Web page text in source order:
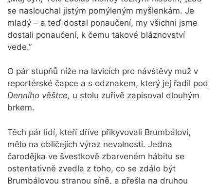
se naslouchal jistým pomýleným myšlenkám. Je
mladý – a teď dostal ponaučení, my všichni jsme
dostali ponaučení, k čemu takové bláznovství
vede.”
O pár stupňů níže na lavicích pro návštěvy muž v
reportérské čapce a s odznakem, který jej řadil pod
Denního věštce, u stolu zuřivě zapisoval dlouhým
brkem.
Těch pár lidí, kteří dříve přikyvovali Brumbálovi,
mělo na obličejích výraz nevolnosti. Jedna
čarodějka ve švestkově zbarveném hábitu se
ostentativně zvedla z toho, co se zdálo být
Brumbálovou stranou síně, a přešla na druhou